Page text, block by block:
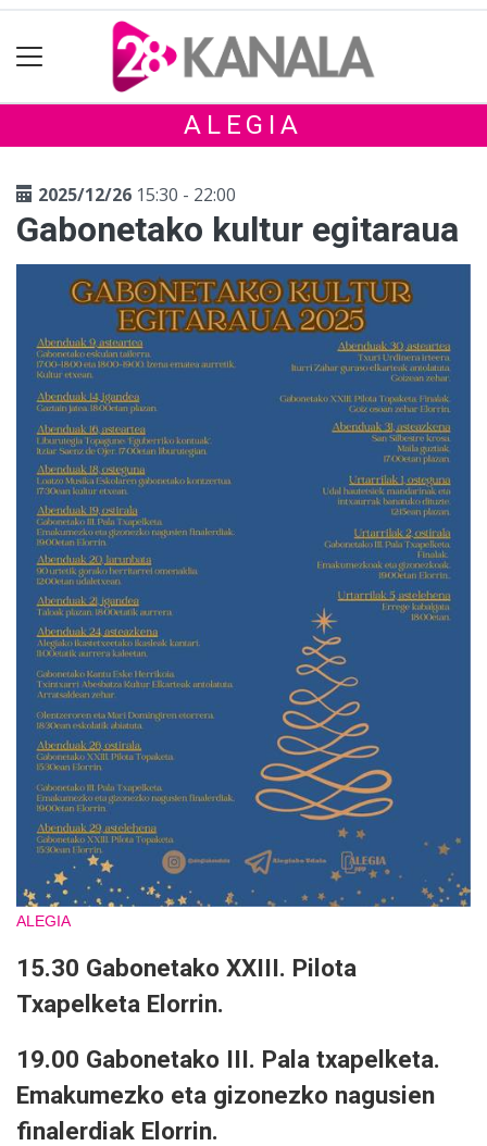
ALEGIA
2025/12/26 15:30 - 22:00
Gabonetako kultur egitaraua
ALEGIA
15.30 Gabonetako XXIII. Pilota
Txapelketa Elorrin.
19.00 Gabonetako III. Pala txapelketa.
Emakumezko eta gizonezko nagusien
finalerdiak Elorrin.